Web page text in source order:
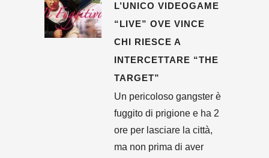
L’UNICO VIDEOGAME
“LIVE” OVE VINCE
CHI RIESCE A
INTERCETTARE “THE
TARGET”
Un pericoloso gangster è
fuggito di prigione e ha 2
ore per lasciare la città,
ma non prima di aver